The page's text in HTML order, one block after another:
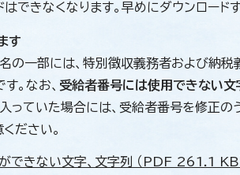
できなくなります。早めにダウンロード
す
の一部には、特別徴収義務者および納
。なお、 受給者番号には使用できない文
っていた場合には、受給者番号を修正の
ださい。
できない文字、文字列 （PDF 261.1 KB